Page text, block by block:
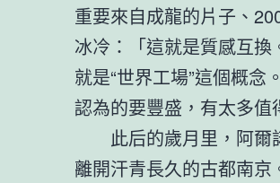
重要來自成龍的片子、
冰冷：「這就是質感互
就是“世界工場”這個概
認為的要豐盛，有太多值
此后的歲月里，阿
離開汗青長久的古都南京